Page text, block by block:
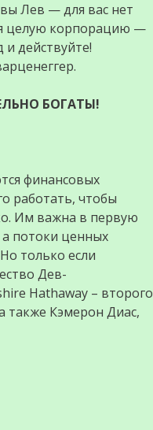
Лев — для вас нет
целую корпорацию —
действуйте!
БОГАТЫ!
финансовых
работать, чтобы
Им важна в первую
потоки ценных
только если
Дев-
Hathaway – второго
также Кэмерон Диас,